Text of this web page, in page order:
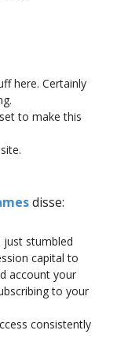
here. Certainly
to make this
disse:
stumbled
capital to
account your
to your
consistently